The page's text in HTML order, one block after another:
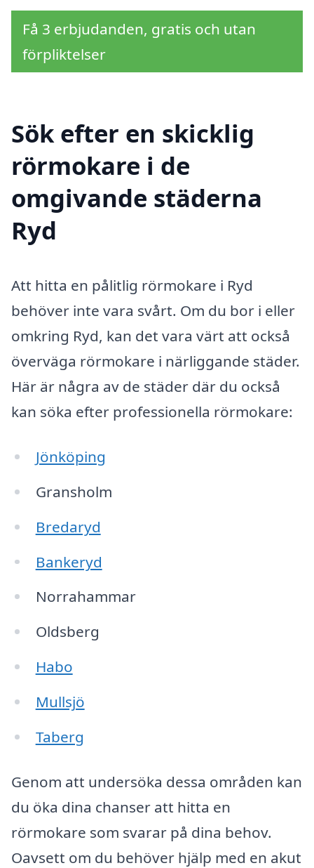
Få 3 erbjudanden, gratis och utan
förpliktelser
Sök efter en skicklig
rörmokare i de
omgivande städerna
Ryd
Att hitta en pålitlig rörmokare i Ryd
behöver inte vara svårt. Om du bor i eller
omkring Ryd, kan det vara värt att också
överväga rörmokare i närliggande städer.
Här är några av de städer där du också
kan söka efter professionella rörmokare:
Jönköping
Gransholm
Bredaryd
Bankeryd
Norrahammar
Oldsberg
Habo
Mullsjö
Taberg
Genom att undersöka dessa områden kan
du öka dina chanser att hitta en
rörmokare som svarar på dina behov.
Oavsett om du behöver hjälp med en akut